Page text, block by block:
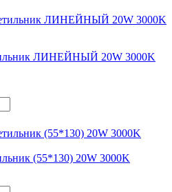
ЛИНЕЙНЫЙ 20W 3000K
(55*130) 20W 3000K